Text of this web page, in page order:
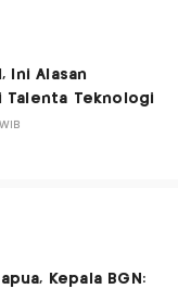
Ini Alasan
Talenta Teknologi
Kepala BGN: